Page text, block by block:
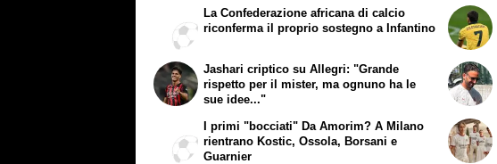
La Confederazione africana di calcio
riconferma il proprio sostegno a Infantino
Jashari criptico su Allegri: "Grande
rispetto per il mister, ma ognuno ha le
sue idee..."
I primi "bocciati" Da Amorim? A Milano
rientrano Kostic, Ossola, Borsani e
Guarnier